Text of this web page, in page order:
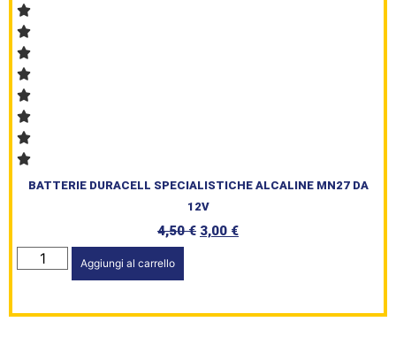
HomePage
BATTERIE DURACELL SPECIALISTICHE ALCALINE MN27 DA
12V
4,50€ 3,00 €
Aggiungi al carrello